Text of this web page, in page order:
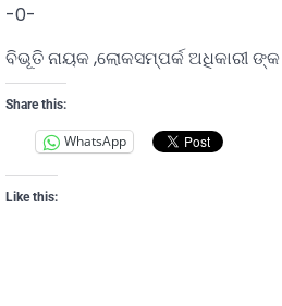
-0-
ବିଭୂତି ନାୟକ ,ଲୋକସମ୍ପର୍କ ଅଧିକାରୀ
Share this:
WhatsApp
Like this: